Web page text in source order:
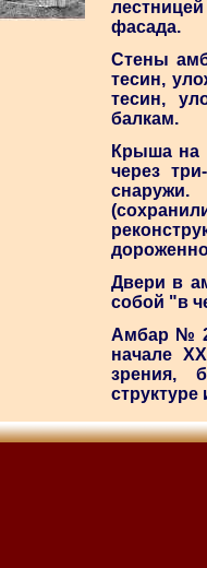
фасада.
Стены
тесин,
тесин,
балкам.
Крыша на
через
Двери в
собой "в
Амбар № 2
начале
зрения,